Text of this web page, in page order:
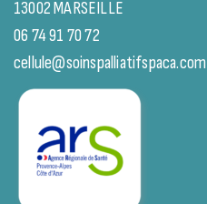
13002 MARSEILLE
06 74 91 70 72
cellule@soinspalliatifspaca.com